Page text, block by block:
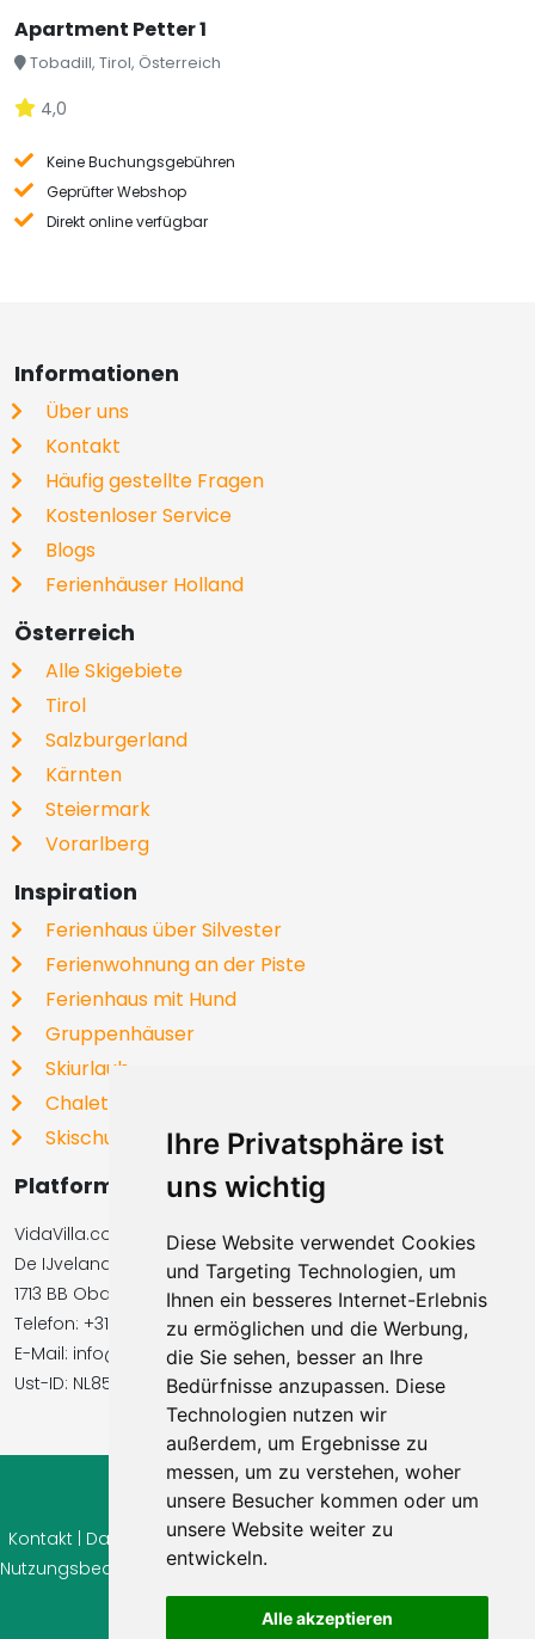
Ihre Privatsphäre ist
uns wichtig
Diese Website verwendet Cookies
und Targeting Technologien, um
Ihnen ein besseres Internet-Erlebnis
zu ermöglichen und die Werbung,
die Sie sehen, besser an Ihre
Bedürfnisse anzupassen. Diese
Technologien nutzen wir
außerdem, um Ergebnisse zu
messen, um zu verstehen, woher
unsere Besucher kommen oder um
unsere Website weiter zu
entwickeln.
Alle akzeptieren
Apartment Petter 1
Tobadill, Tirol, Österreich
4,0
Keine Buchungsgebühren
Geprüfter Webshop
Direkt online verfügbar
Informationen
Über uns
Kontakt
Häufig gestellte Fragen
Kostenloser Service
Blogs
Ferienhäuser Holland
Österreich
Alle Skigebiete
Tirol
Salzburgerland
Kärnten
Steiermark
Vorarlberg
Inspiration
Ferienhaus über Silvester
Ferienwohnung an der Piste
Ferienhaus mit Hund
Gruppenhäuser
Skiurlaub
Chalets
Skischulen
Platformbetreiber
VidaVilla.com BV
De IJvelandssloot 20
1713 BB Obdam, Niederlande
Telefon: +31854016545
E-Mail: info@vidavilla.com
Ust-ID: NL855781919B01
© 2026 Ferienhaus-Tirol.eu
Kontakt Datenschutz|Cookie Einstellungen|
Nutzungsbedingungen|Impressum